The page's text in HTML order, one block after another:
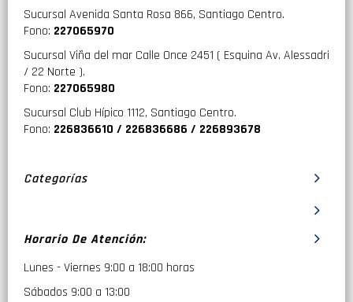
Sucursal Avenida Santa Rosa 866, Santiago Centro.
Fono: 227065970
Sucursal Viña del mar Calle Once 2451 ( Esquina Av. Alessadri
/ 22 Norte ).
Fono: 227065980
Sucursal Club Hípico 1112, Santiago Centro.
Fono: 226836610 / 226836686 / 226893678
Categorías
Horario De Atención:
Lunes - Viernes 9:00 a 18:00 horas
Sábados 9:00 a 13:00